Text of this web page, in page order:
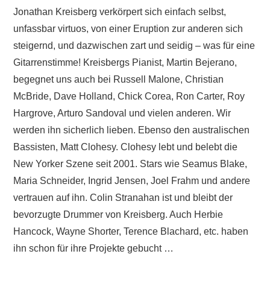
Jonathan Kreisberg verkörpert sich einfach selbst,
unfassbar virtuos, von einer Eruption zur anderen sich
steigernd, und dazwischen zart und seidig – was für eine
Gitarrenstimme! Kreisbergs Pianist, Martin Bejerano,
begegnet uns auch bei Russell Malone, Christian
McBride, Dave Holland, Chick Corea, Ron Carter, Roy
Hargrove, Arturo Sandoval und vielen anderen. Wir
werden ihn sicherlich lieben. Ebenso den australischen
Bassisten, Matt Clohesy. Clohesy lebt und belebt die
New Yorker Szene seit 2001. Stars wie Seamus Blake,
Maria Schneider, Ingrid Jensen, Joel Frahm und andere
vertrauen auf ihn. Colin Stranahan ist und bleibt der
bevorzugte Drummer von Kreisberg. Auch Herbie
Hancock, Wayne Shorter, Terence Blachard, etc. haben
ihn schon für ihre Projekte gebucht …